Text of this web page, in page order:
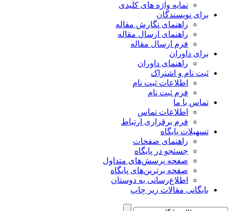
نمایه واژه های کلیدی
برای نویسندگان
راهنمای نگارش مقاله
راهنمای ارسال مقاله
فرم ارسال مقاله
برای داوران
راهنمای داوران
ثبت نام و اشتراک
اطلاعات ثبت نام
فرم ثبت نام
تماس با ما
اطلاعات تماس
فرم برقراری ارتباط
تسهیلات پایگاه
راهنمای صفحات
جستجو در پایگاه
صفحه پرسش‌های متداول
صفحه برترین‌های پایگاه
اطلاع‌رسانی به دوستان
بایگانی مقالات زیر چاپ